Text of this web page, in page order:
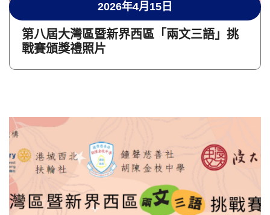
2026年4月15日
第八屆大灣區暨新界西區「兩文三語」挑
戰賽頒獎禮照片